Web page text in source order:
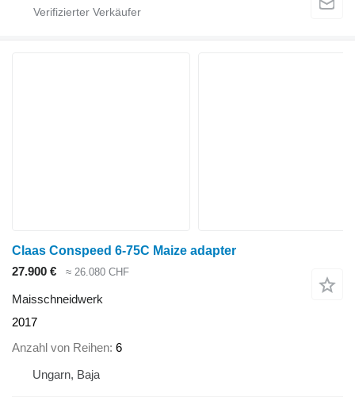
Claas Conspeed 6-75C Maize adapter
27.900 €
≈ 26.080 CHF
Maisschneidwerk
2017
Anzahl von Reihen 6
Ungarn, Baja